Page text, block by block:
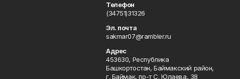
Телефон
(34751)31326
Эл. почта
sakmar07@rambler.ru
Адрес
453630, Республика
Башкортостан, Баймакский район,
г. Баймак, пр-т С. Юлаева, 38